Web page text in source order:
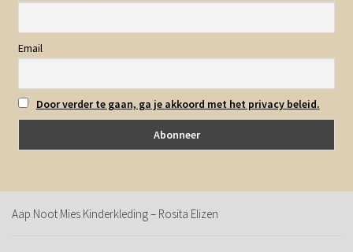
Email
Door verder te gaan, ga je akkoord met het privacy beleid.
Aap Noot Mies Kinderkleding – Rosita Elizen